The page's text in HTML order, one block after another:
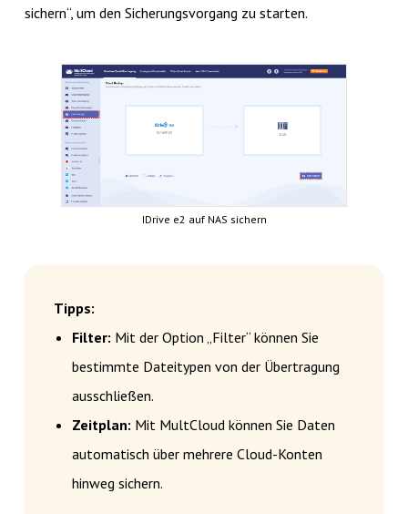
sichern“, um den Sicherungsvorgang zu starten.
IDrive e2 auf NAS sichern
Tipps:
Filter: Mit der Option „Filter“ können Sie
bestimmte Dateitypen von der Übertragung
ausschließen.
Zeitplan: Mit MultCloud können Sie Daten
automatisch über mehrere Cloud-Konten
hinweg sichern.